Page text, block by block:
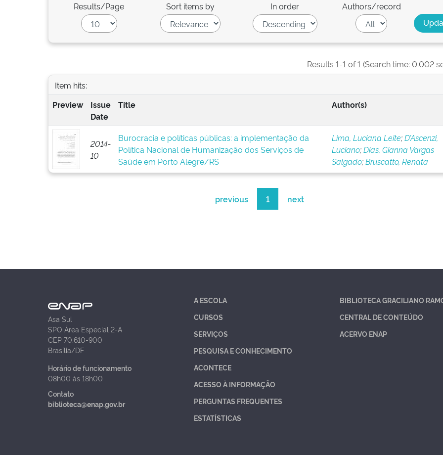
Results/Page Sort items by In order Authors/record
Results 1-1 of 1 (Search time: 0.002
Item hits:
Preview
Issue
Date
Title Author(s)
2014-
10
Burocracia e políticas públicas: a implementação da
Política Nacional de Humanização dos Serviços de
Saúde em Porto Alegre/RS
Lima, Luciana Leite;D’Ascenzi,
Luciano;Dias, Gianna Vargas
Salgado;Bruscatto, Renata
previous 1 next
Asa Sul
SPO Área Especial 2-A
CEP 70.610-900
Brasília/DF
Horário de funcionamento
08h00 às 18h00
Contato
biblioteca@enap.gov.br
A ESCOLA
CURSOS
SERVIÇOS
PESQUISA E CONHECIMENTO
ACONTECE
ACESSO À INFORMAÇÃO
PERGUNTAS FREQUENTES
ESTATÍSTICAS
BIBLIOTECA GRACILIANO
CENTRAL DE CONTEÚDO
ACERVO ENAP